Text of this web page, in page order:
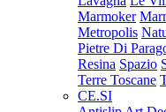
Marmoker
Metropolis
Pietre Di
Resina Spazio
Terre Toscane
CE.SI